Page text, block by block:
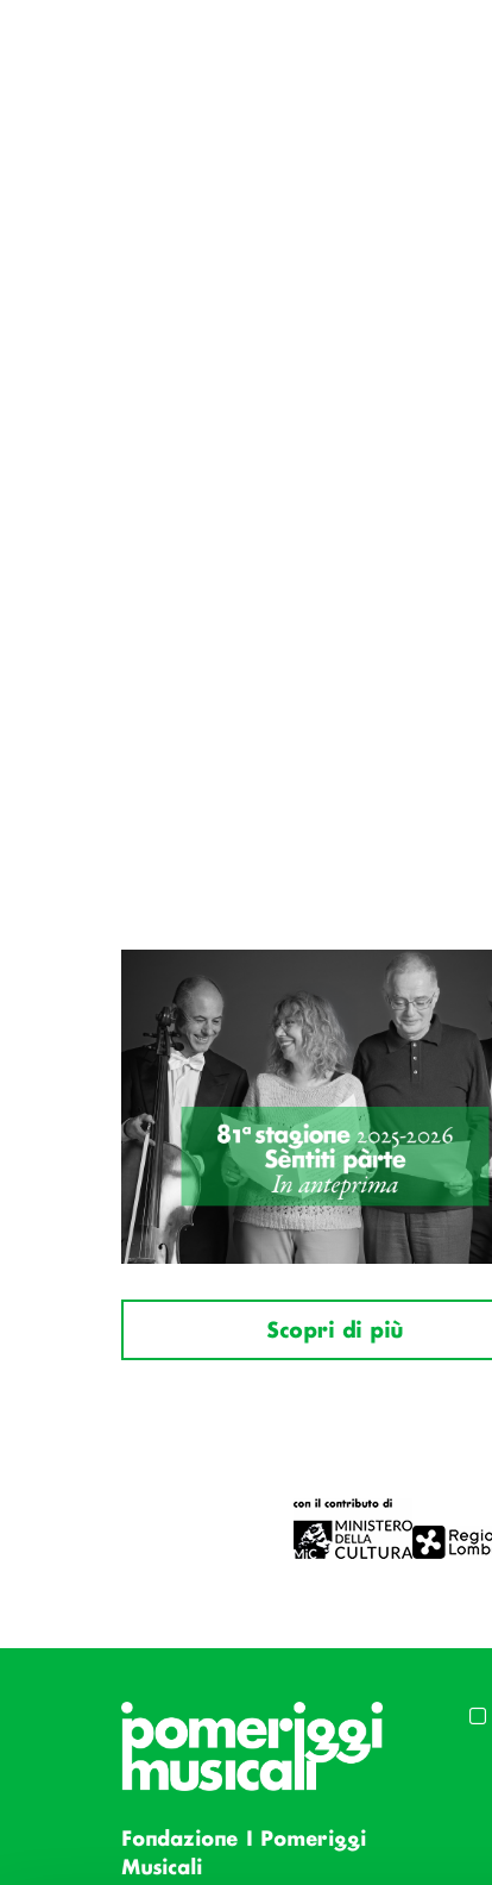
Scopri di più
Fondazione I Pomeriggi
Musicali